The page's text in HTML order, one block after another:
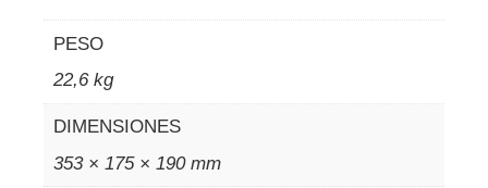
PESO
22,6 kg
DIMENSIONES
353 × 175 × 190 mm